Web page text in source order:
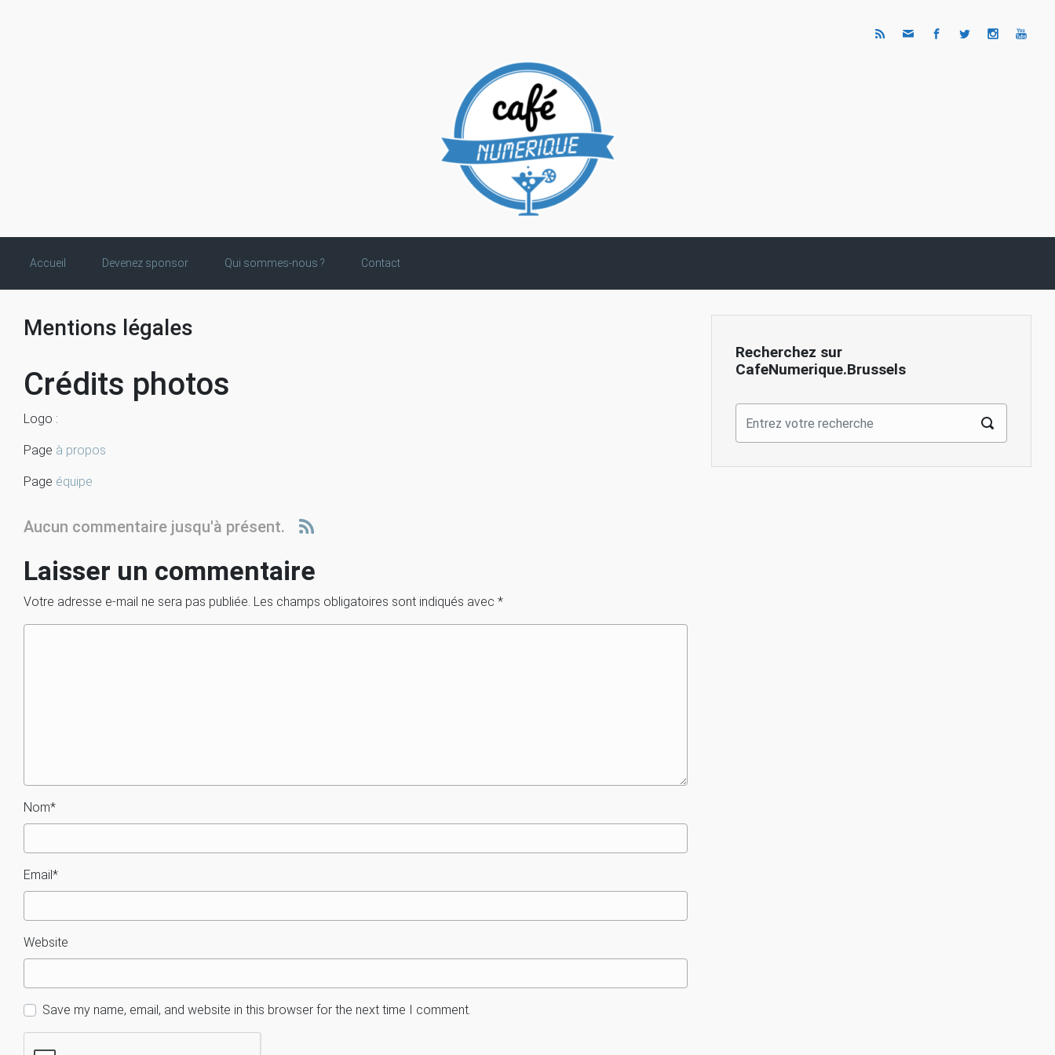
Accueil Devenez sponsor Qui sommes-nous ? Contact
Mentions légales
Crédits photos
Logo :
Page à propos
Page équipe
Aucun commentaire jusqu'à présent.
Laisser un commentaire
Votre adresse e-mail ne sera pas publiée. Les champs obligatoires sont indiqués avec *
Nom*
Email *
Website
Save my name, email, and website in this browser for the next time I comment.
Recherchez sur
CafeNumerique.Brussels